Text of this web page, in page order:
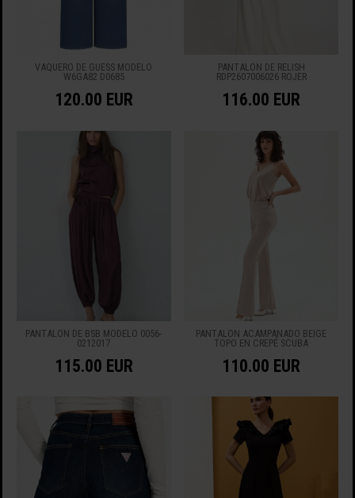
VAQUERO DE GUESS MODELO
W6GA82 D0685
120.00 EUR
PANTALÓN DE RELISH
RDP2607006026 ROJER
116.00 EUR
PANTALÓN DE BSB MODELO 0056-
0212017
115.00 EUR
PANTALÓN ACAMPANADO BEIGE
TOPO EN CREPÉ SCUBA
110.00 EUR